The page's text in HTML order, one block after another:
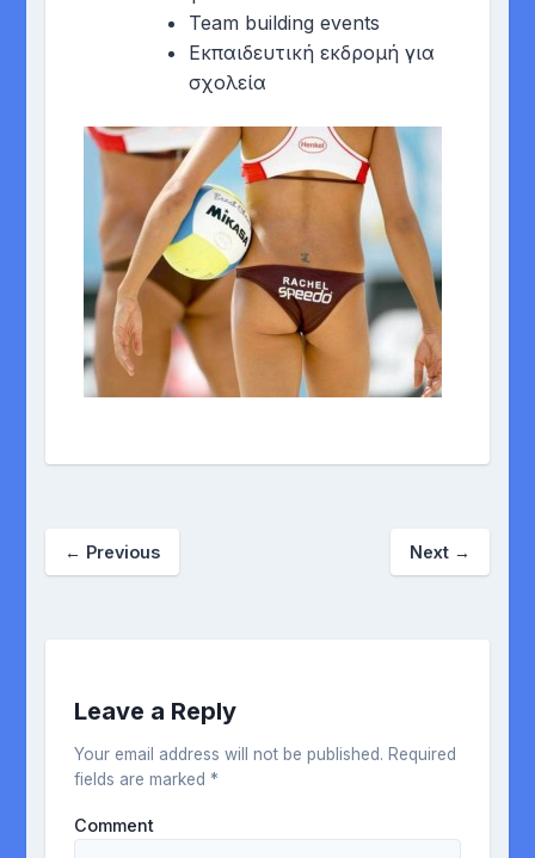
Team building events
Eκπαιδευτική εκδρομή για
σχολεία
← Previous Next →
Leave a Reply
Your email address will not be published. Required
fields are marked*
Comment